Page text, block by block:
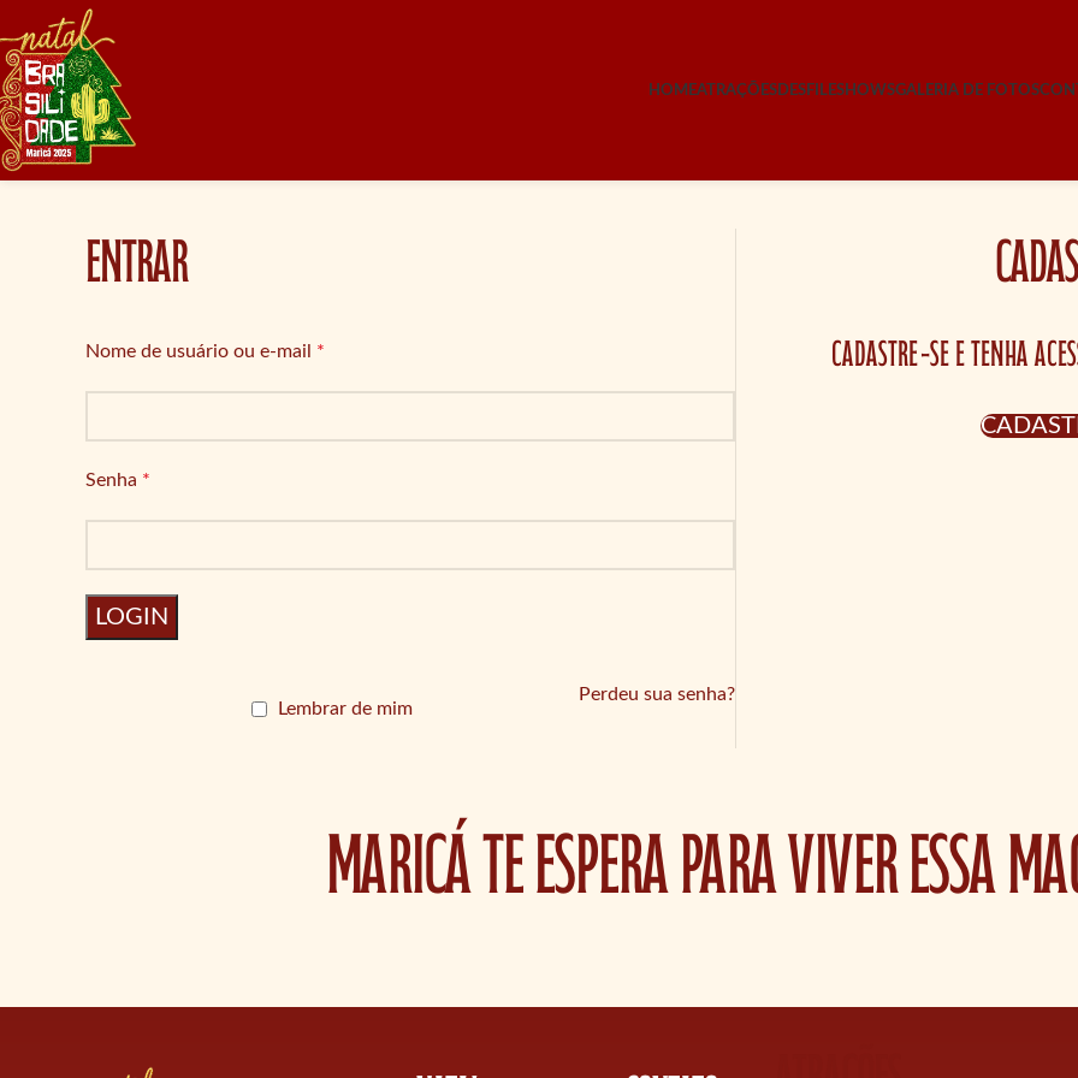
HOMEATRAÇÕESDESFILESHOWSGALERIA DE FOTOS
ENTRAR
Nome de usuário ou e-mail *
Senha *
LOGIN
Perdeu sua senha?
Lembrar de mim
Cadastre-se e tenha
Maricá te espera para viver essa